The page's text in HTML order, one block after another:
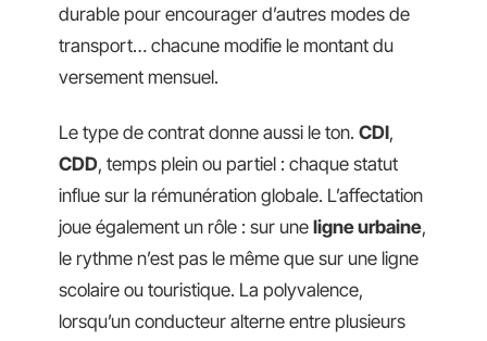
durable pour encourager d’autres modes de
transport… chacune modifie le montant du
versement mensuel.
Le type de contrat donne aussi le ton. CDI,
CDD, temps plein ou partiel : chaque statut
influe sur la rémunération globale. L’affectation
joue également un rôle : sur une ligne urbaine,
le rythme n’est pas le même que sur une ligne
scolaire ou touristique. La polyvalence,
lorsqu’un conducteur alterne entre plusieurs